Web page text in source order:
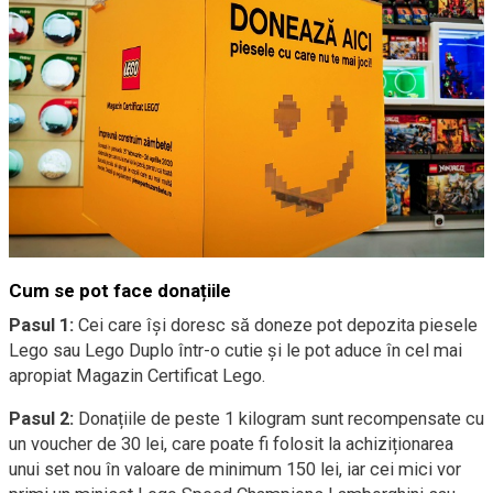
Cum se pot face donațiile
Pasul 1: Cei care își doresc să doneze pot depozita piesele
Lego sau Lego Duplo într-o cutie și le pot aduce în cel mai
apropiat Magazin Certificat Lego.
Pasul 2: Donațiile de peste 1 kilogram sunt recompensate cu
un voucher de 30 lei, care poate fi folosit la achiziționarea
unui set nou în valoare de minimum 150 lei, iar cei mici vor